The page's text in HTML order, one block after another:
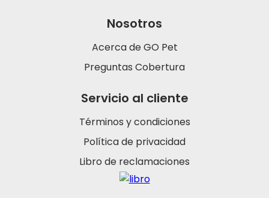
Servicio al cliente
Términos y condiciones
Política de privacidad
Libro de reclamaciones
Nosotros
Acerca de GO Pet
Preguntas Cobertura